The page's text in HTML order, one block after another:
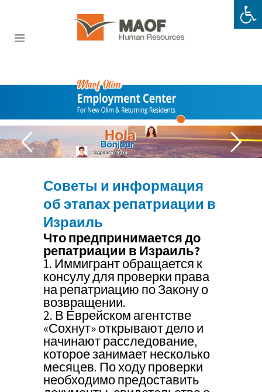
Советы и информация
об этапах репатриации в
Израиль
Что предпринимается до
репатриации в Израиль?
1. Иммигрант обращается к
консулу для проверки права
на репатриацию по Закону о
возвращении.
2. В Еврейском агентстве
«Сохнут» открывают дело и
начинают расследование,
которое занимает несколько
месяцев. По ходу проверки
необходимо предоставить